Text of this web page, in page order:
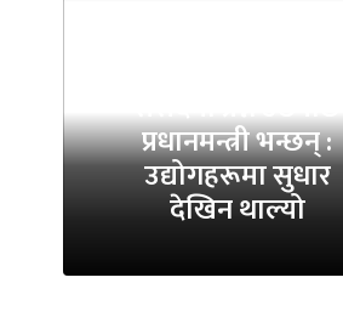
संसदमा प्रश्न उठेपछि
प्रधानमन्त्री भन्छन् :
उद्योगहरूमा सुधार
देखिन थाल्यो